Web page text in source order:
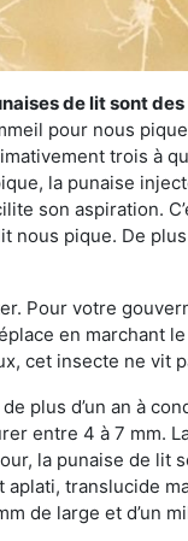
de lit sont
pour nous
trois à
la punaise
son aspiration.
nous pique. De
Pour votre
en marchant
cet insecte ne vit
plus d’un an à
entre 4 à 7 mm.
la punaise de lit
translucide
de large et d’un